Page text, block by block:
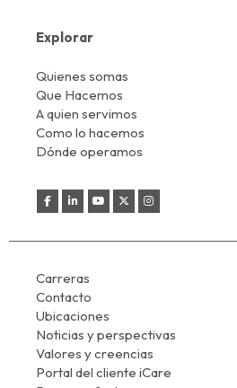
Explorar
Quienes somas
Que Hacemos
A quien servimos
Como lo hacemos
Dónde operamos
Carreras
Contacto
Ubicaciones
Noticias y perspectivas
Valores y creencias
Portal del cliente iCare